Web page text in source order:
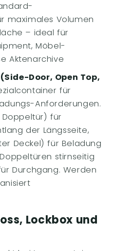
maximales Volumen
– ideal für
Möbel-
Aktenarchive
Door, Open Top,
für
Anforderungen.
für
der Längsseite,
Deckel) für Beladung
stirnseitig
Durchgang. Werden
Lockbox und